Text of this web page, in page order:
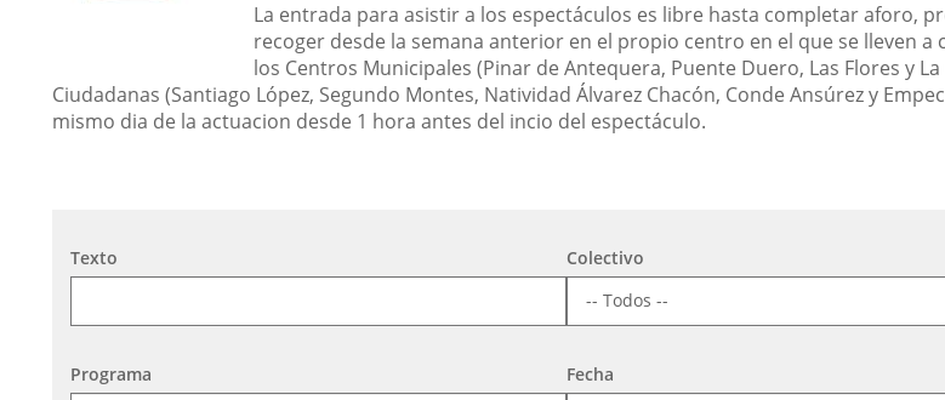
La entrada para asistir a los espectáculos es libre hasta completar aforo,
recoger desde la semana anterior en el propio centro en el que se lleven
los Centros Municipales (Pinar de Antequera, Puente Duero, Las Flores y
Ciudadanas (Santiago López, Segundo Montes, Natividad Álvarez Chacón, Conde Ansúrez y
mismo dia de la actuacion desde 1 hora antes del incio del espectáculo.
Búsqueda
Texto Colectivo
Programa
Fecha